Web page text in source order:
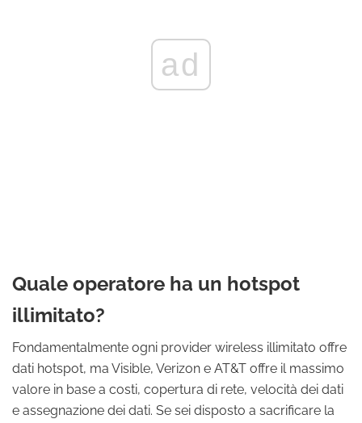
ad
Quale operatore ha un hotspot
illimitato?
Fondamentalmente ogni provider wireless illimitato offre
dati hotspot, ma Visible, Verizon e AT&T offre il massimo
valore in base a costi, copertura di rete, velocità dei dati
e assegnazione dei dati. Se sei disposto a sacrificare la